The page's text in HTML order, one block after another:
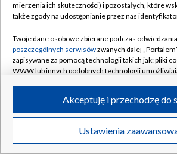
Naziemna Telewizja Cyfrowa
Rada Programowa
System NOS
Informacje o nadawcy
Program dla prasy
Ogłoszenie przetargowe
Pomoc
Kontakt
Kanały
©2026 Telewizja Polska S.A. w
mierzenia ich skuteczności) i pozostałych, które
także zgody na udostępnianie przez nas
Twoje dane osobowe zbierane podczas
poszczególnych serwisówzwanych dalej
zapisywane za pomocą technologii takich jak: pliki
WWW lub innych podobnych technologii
ruchu w Internecie.
Twoje dane osobowe zbierane podczas odwiedzania
poszczególnych serwisówna Portalu, takie jak
Ustawienia
Akceptuję i przechodzę do